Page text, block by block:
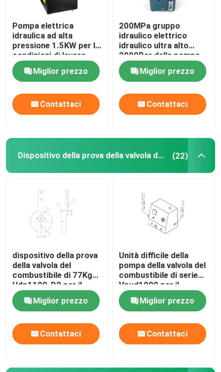
Pompa elettrica
idraulica ad alta
pressione 1.5KW per le
condizioni di lavoro
idrauliche
Miglior prezzo
Contattaci
200MPa gruppo
idraulico elettrico
idraulico ultra alto
2000Bar della pompa
DC220V
Miglior prezzo
Contattaci
Dispositivo della prova della valvola del combustibile (22)
dispositivo della prova
della valvola del
combustibile di 77Kg
Hdp1100-D2 per il
tester del motore
diesel del MCC Meb
Mec Mk
Miglior prezzo
Contattaci
Unità difficile della
pompa della valvola del
combustibile di serie
Vpud1000 per il
motore diesel del MCC
Meb Mec Mk
Miglior prezzo
Contattaci